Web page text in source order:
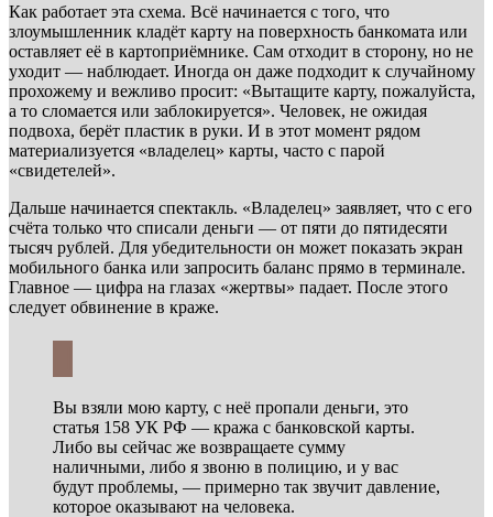
Как работает эта схема. Всё начинается с того, что
злоумышленник кладёт карту на поверхность банкомата или
оставляет её в картоприёмнике. Сам отходит в сторону, но не
уходит — наблюдает. Иногда он даже подходит к случайному
прохожему и вежливо просит: «Вытащите карту, пожалуйста,
а то сломается или заблокируется». Человек, не ожидая
подвоха, берёт пластик в руки. И в этот момент рядом
материализуется «владелец» карты, часто с парой
«свидетелей».
Дальше начинается спектакль. «Владелец» заявляет, что с его
счёта только что списали деньги — от пяти до пятидесяти
тысяч рублей. Для убедительности он может показать экран
мобильного банка или запросить баланс прямо в терминале.
Главное — цифра на глазах «жертвы» падает. После этого
следует обвинение в краже.
Вы взяли мою карту, с неё пропали деньги, это
статья 158 УК РФ — кража с банковской карты.
Либо вы сейчас же возвращаете сумму
наличными, либо я звоню в полицию, и у вас
будут проблемы, — примерно так звучит давление,
которое оказывают на человека.